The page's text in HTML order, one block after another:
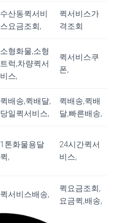
수산동퀵서비
스요금조회,
퀵서비스가
격조회
소형화물,소형
트럭,차량퀵서
비스,
퀵서비스쿠
폰,
퀵배송,퀵배달,
당일퀵서비스,
퀵배송,퀵배
달,빠른배송,
1톤화물용달
퀵,
24시간퀵서
비스,
퀵서비스배송,
퀵요금조회,
요금퀵,배송,